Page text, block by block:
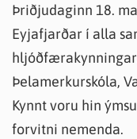
Þriðjudaginn 18.
Eyjafjarðar í alla
Þelamerkurskóla,
Kynnt voru hin
forvitni nemenda.